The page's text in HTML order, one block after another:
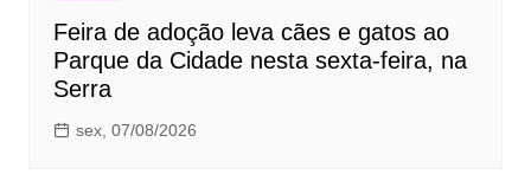
Feira de adoção leva cães e gatos ao
Parque da Cidade nesta sexta-feira, na
Serra
sex, 07/08/2026